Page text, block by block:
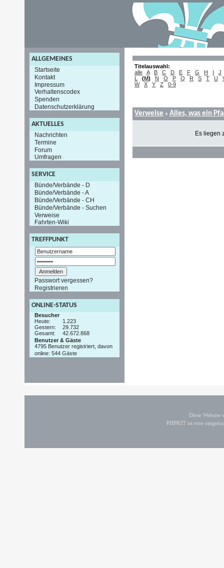
ALLGEMEINES
Startseite
Kontakt
Impressum
Verhaltenscodex
Spenden
Datenschutzerklärung
AKTUELLES
Nachrichten
Termine
Forum
Umfragen
SERVICE
Bünde/Verbände - D
Bünde/Verbände - A
Bünde/Verbände - CH
Bünde/Verbände - Suchen
Verweise
Fahrten-Wiki
TREFFPUNKT
Passwort vergessen?
Registrieren
ONLINE-STATUS
Besucher
Heute:
1.223
Gestern:
29.732
Gesamt:
42.672.868
Benutzer & Gäste
4795 Benutzer registriert, davon
online: 544 Gäste
Titelauswahl:
alle
A B C D E F G H I
J
L
(M) N O P Q R S T U
W
X Y Z 0-9
Verweise » Alles, was ein
Es liegen
Diese
PHPKIT ist eine